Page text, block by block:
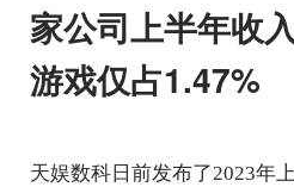
家公司上半年收
游戏仅占1.47%
天娱数科日前发布了2023年